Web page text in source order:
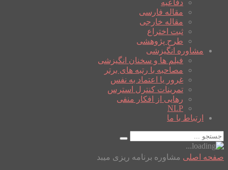
دفاعیه
مقاله فارسی
مقاله خارجی
ثبت اختراع
طرح پژوهشی
مشاوره انگیزشی
فیلم ها و سخنان انگیزشی
مصاحبه با رتبه های برتر
غرور یا اعتماد به نفس
تمرینات کنترل استرس
رهایی از افکار منفی
NLP
ارتباط با ما
صفحه اصلی مشاوره برنامه ریزی میبد